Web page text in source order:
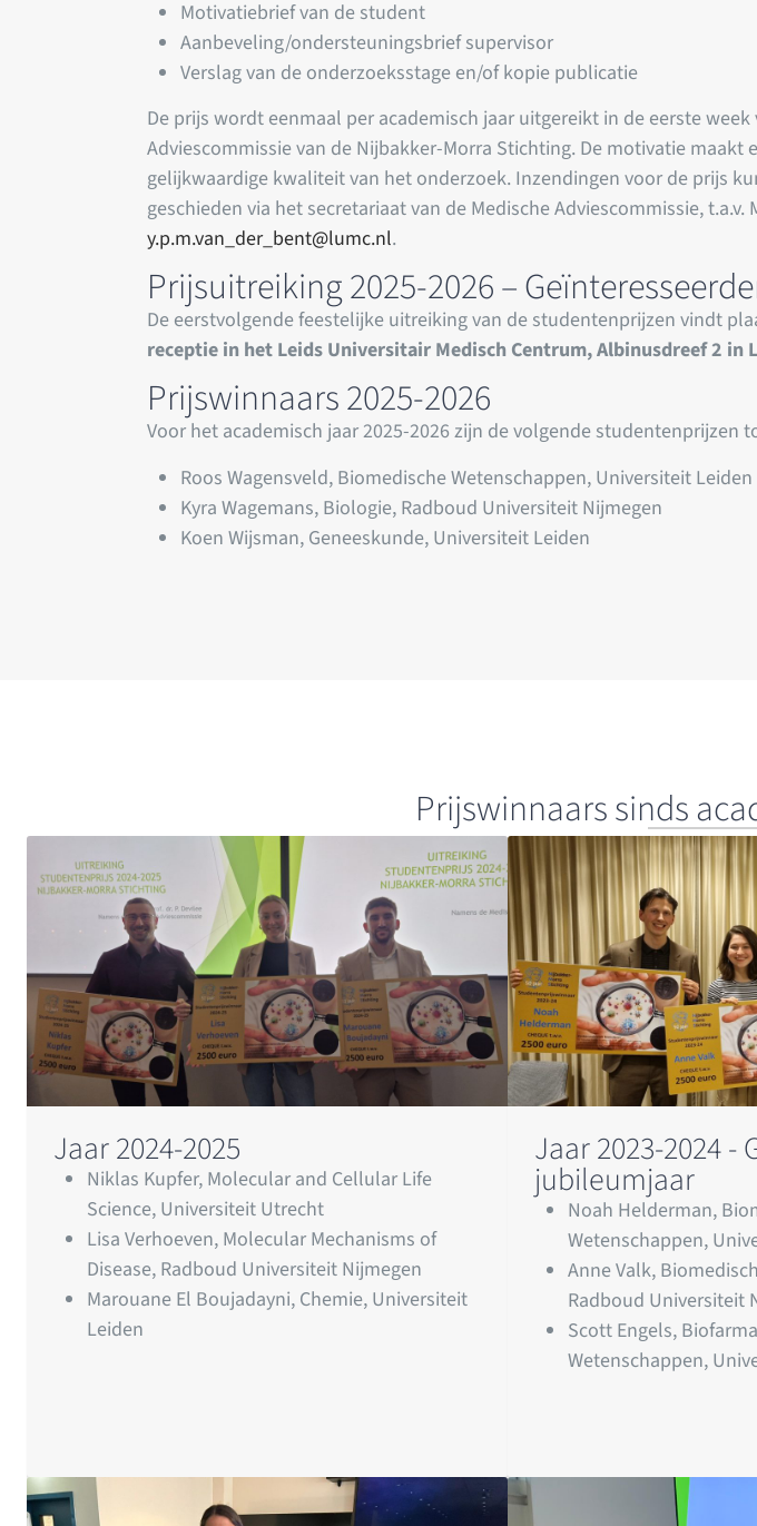
Motivatiebrief van de student
Aanbeveling/ondersteuningsbrief supervisor
Verslag van de onderzoeksstage en/of kopie publicatie
De prijs wordt eenmaal per academisch jaar uitgereikt in de eerste
Adviescommissie van de Nijbakker-Morra Stichting. De motivatie
gelijkwaardige kwaliteit van het onderzoek. Inzendingen voor de prijs
geschieden via het secretariaat van de Medische Adviescommissie,
y.p.m.van_der_bent@lumc.nl.
Prijsuitreiking 2025-2026 –
De eerstvolgende feestelijke uitreiking van de studentenprijzen vindt
receptie in het Leids Universitair Medisch Centrum, Albinusdreef 2 in
Prijswinnaars 2025-2026
Voor het academisch jaar 2025-2026 zijn de volgende studentenprijzen
Roos Wagensveld, Biomedische Wetenschappen, Universiteit Leiden
Kyra Wagemans, Biologie, Radboud Universiteit Nijmegen
Koen Wijsman, Geneeskunde, Universiteit Leiden
Prijswinnaars sinds
Jaar 2024-2025
Niklas Kupfer, Molecular and Cellular Life
Science, Universiteit Utrecht
Lisa Verhoeven, Molecular Mechanisms of
Disease, Radboud Universiteit Nijmegen
Marouane El Boujadayni, Chemie, Universiteit
Leiden
Jaar 2023-2024 -
jubileumjaar
Noah Helderman,
Wetenschappen,
Anne Valk,
Radboud Universiteit
Scott Engels,
Wetenschappen,